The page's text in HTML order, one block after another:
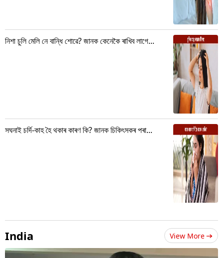
নিশা চুলি মেলি নে বান্ধি শোৱে? জানক কেনেকৈ ৰাখিব লাগে...
সঘনাই চৰ্দি-কাহ হৈ থকাৰ কাৰণ কি? জানক চিকিৎসকৰ পৰা...
India View More